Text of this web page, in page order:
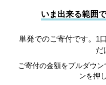
いま出来る範囲
単発でのご寄付です。1
だ
ご寄付の金額をプルダウ
ンを押